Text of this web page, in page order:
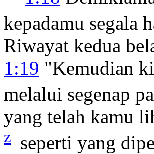
kepadamu segala
Riwayat kedua
1:19 "Kemudian
melalui segenap
yang telah kamu
z seperti yang